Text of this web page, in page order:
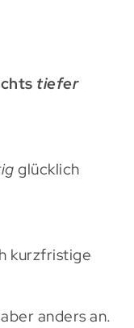
tiefer
glücklich
kurzfristige
anders an.